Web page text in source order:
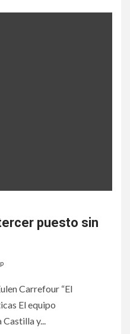
puesto sin
Carrefour “El
El equipo
y...